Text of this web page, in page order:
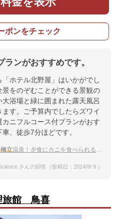
ポンをチェック
ンがおすすめです。
ホテル北野屋」はいかがでし
景をのぞむことができる景観の
浴場と緑に囲まれた露天風呂
す。ご予算内でしたらズワイ
ニフルコース付プランがおす
車、徒歩7分ほどです。
立温泉！夕食にカニを食べられる温泉宿のおすすめは？
さんの回答（投稿日：2024/9/ 9 ）
旅館 鳥喜